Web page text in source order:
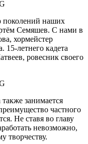
поколений наших
Семяшев. С нами в
хормейстер
15-летнего кадета
ровесник своего
занимается
частного
Не ставя во главу
невозможно,
творчеству.